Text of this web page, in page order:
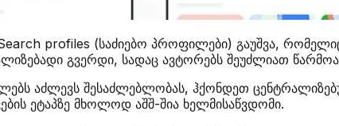
profiles (საძიებო პროფილები) გაუშვა,
გვერდი, სადაც ავტორებს შეუძლიათ
აძლევს შესაძლებლობას, ჰქონდეთ
ეტაპზე მხოლოდ აშშ-შია ხელმისაწვდომი.